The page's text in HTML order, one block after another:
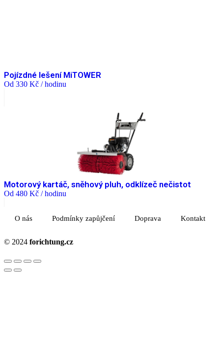
Pojízdné lešení MiTOWER
Od 330 Kč / hodinu
Motorový kartáč, sněhový pluh, odklízeč nečistot
Od 480 Kč / hodinu
O nás Podmínky zapůjčení Doprava Kontakt
© 2024 forichtung.cz